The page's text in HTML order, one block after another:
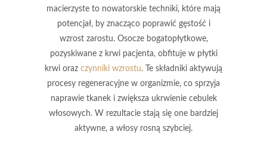
macierzyste to nowatorskie techniki, które mają
potencjał, by znacząco poprawić gęstość i
wzrost zarostu. Osocze bogatopłytkowe,
pozyskiwane z krwi pacjenta, obfituje w płytki
krwi oraz czynniki wzrostu. Te składniki aktywują
procesy regeneracyjne w organizmie, co sprzyja
naprawie tkanek i zwiększa ukrwienie cebulek
włosowych. W rezultacie stają się one bardziej
aktywne, a włosy rosną szybciej.